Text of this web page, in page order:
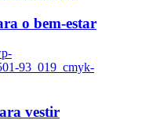
o bem-estar
93_019_cmyk-
vestir